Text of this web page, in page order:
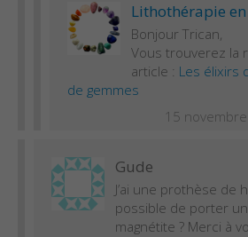
Lithothérapie
Bonjour Trican,
Vous trouverez la
article : Les élixirs
de gemmes
15
Gude
J’ai une prothèse de
possible de porter
magnétite ? Merci à